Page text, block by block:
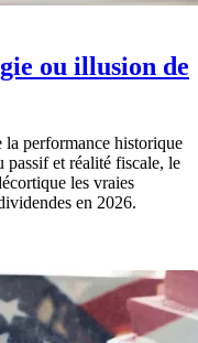
ou illusion de
la performance historique
passif et réalité fiscale, le
les vraies
en 2026.